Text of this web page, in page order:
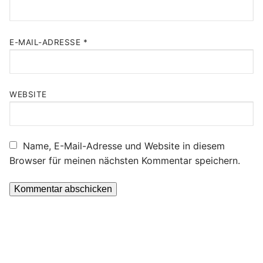
E-MAIL-ADRESSE *
WEBSITE
Name, E-Mail-Adresse und Website in diesem
Browser für meinen nächsten Kommentar speichern.